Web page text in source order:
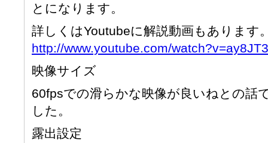
とになります。
詳しくはYoutubeに解説動画もありま
http://www.youtube.com/
映像サイズ
60fpsでの滑らかな映像が良いねとの話
した。
露出設定